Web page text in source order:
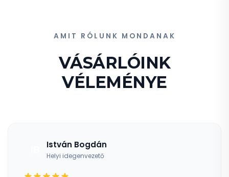
AMIT RÓLUNK MONDANAK
VÁSÁRLÓINK
VÉLEMÉNYE
István Bogdán
Helyi idegenvezető